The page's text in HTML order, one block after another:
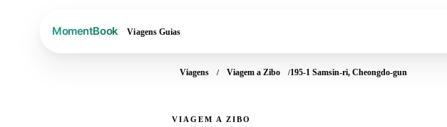
Viagens Guias
Viagens Viagem a Zibo 195-1 Samsin-ri, Cheongdo-gun
VIAGEM A ZIBO